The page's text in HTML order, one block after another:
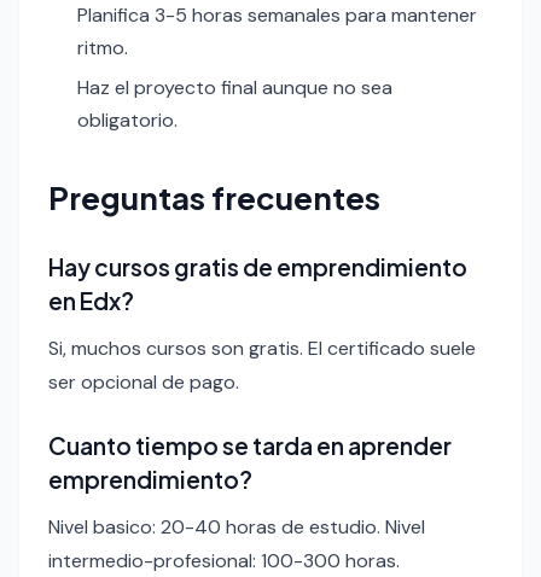
Planifica 3-5 horas semanales para mantener
ritmo.
Haz el proyecto final aunque no sea
obligatorio.
Preguntas frecuentes
Hay cursos gratis de emprendimiento
en Edx?
Si, muchos cursos son gratis. El certificado suele
ser opcional de pago.
Cuanto tiempo se tarda en aprender
emprendimiento?
Nivel basico: 20-40 horas de estudio. Nivel
intermedio-profesional: 100-300 horas.